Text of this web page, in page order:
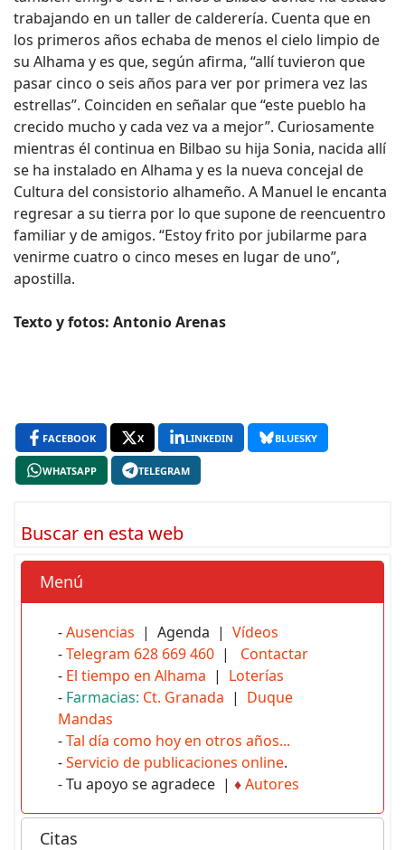
trabajando en un taller de calderería. Cuenta que en
los primeros años echaba de menos el cielo limpio de
su Alhama y es que, según afirma, “allí tuvieron que
pasar cinco o seis años para ver por primera vez las
estrellas”. Coinciden en señalar que “este pueblo ha
crecido mucho y cada vez va a mejor”. Curiosamente
mientras él continua en Bilbao su hija Sonia, nacida allí
se ha instalado en Alhama y es la nueva concejal de
Cultura del consistorio alhameño. A Manuel le encanta
regresar a su tierra por lo que supone de reencuentro
familiar y de amigos. “Estoy frito por jubilarme para
venirme cuatro o cinco meses en lugar de uno”,
apostilla.
Texto y fotos: Antonio Arenas
FACEBOOK X LINKEDIN BLUESKY
WHATSAPP TELEGRAM
Buscar en esta web
Menú
-Ausencias | Agenda | Vídeos
-Telegram 628 669 460 | Contactar
- El tiempo en Alhama | Loterías
- Farmacias: Ct. Granada | Duque
Mandas
-Tal día como hoy en otros años...
-Servicio de publicaciones online.
- Tu apoyo se agradece | ♦Autores
Citas